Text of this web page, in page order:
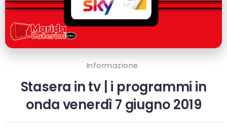
Informazione
Stasera in tv | i programmi in
onda venerdì 7 giugno 2019